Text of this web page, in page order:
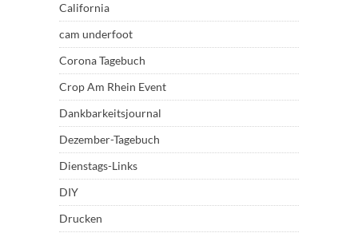
California
cam underfoot
Corona Tagebuch
Crop Am Rhein Event
Dankbarkeitsjournal
Dezember-Tagebuch
Dienstags-Links
DIY
Drucken